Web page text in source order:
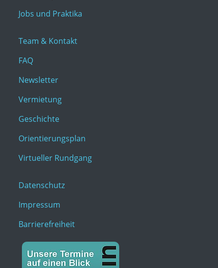
Jobs und Praktika
Team & Kontakt
FAQ
Newsletter
Vermietung
Geschichte
Orientierungsplan
Virtueller Rundgang
Datenschutz
Impressum
Barrierefreiheit